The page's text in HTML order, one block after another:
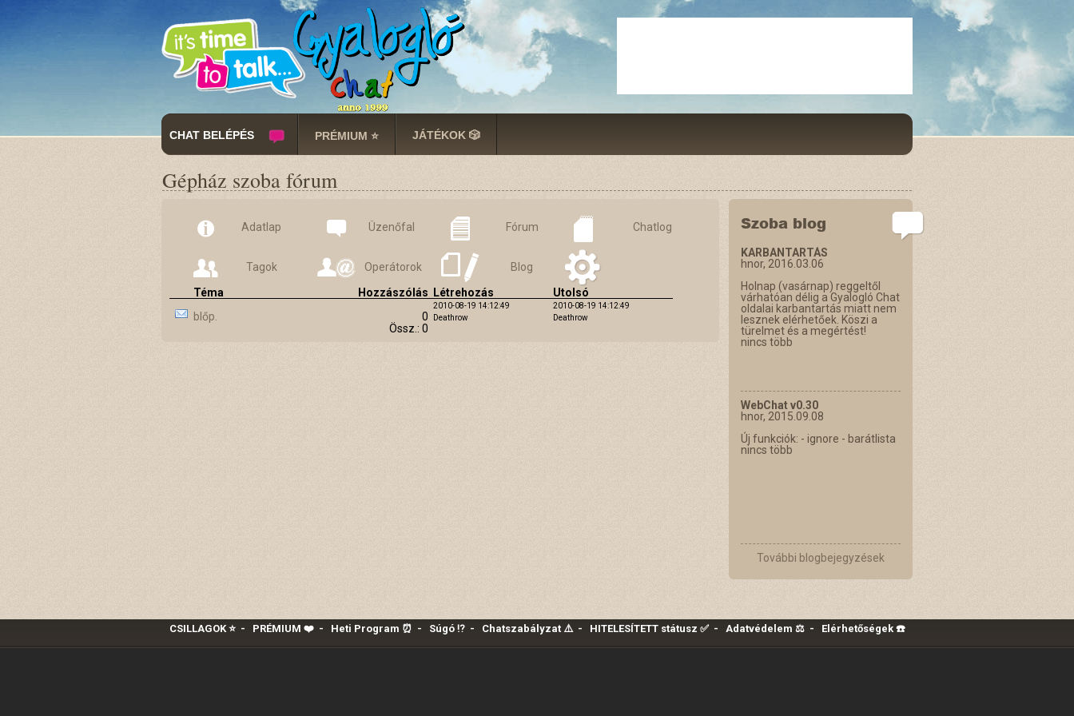
CHAT BELÉPÉS PRÉMIUM ⭐ JÁTÉKOK 🎲
Gépház szoba fórum
Adatlap Üzenőfal Fórum Chatlog
Tagok Operátorok
Blog
Téma
Hozzászólás Létrehozás
Utolsó
blőp.
0
2010-08-19 14:12:49
Deathrow
2010-08-19 14:12:49
Deathrow
Össz.: 0
Szoba blog
KARBANTARTÁS
hnor, 2016.03.06
Holnap (vasárnap) reggeltől
várhatóan délig a Gyalogló Chat
oldalai karbantartás miatt nem
lesznek elérhetőek. Köszi a
türelmet és a megértést!
nincs több
WebChat v0.30
hnor, 2015.09.08
Új funkciók: - ignore - barátlista
nincs több
További blogbejegyzések
CSILLAGOK ⭐- PRÉMIUM ❤️‍- Heti Program ⏰ - Súgó ⁉️- Chatszabályzat ⚠️- HITELESÍTETT státusz ✅- Adatvédelem ⚖️- Elérhetőségek ☎️